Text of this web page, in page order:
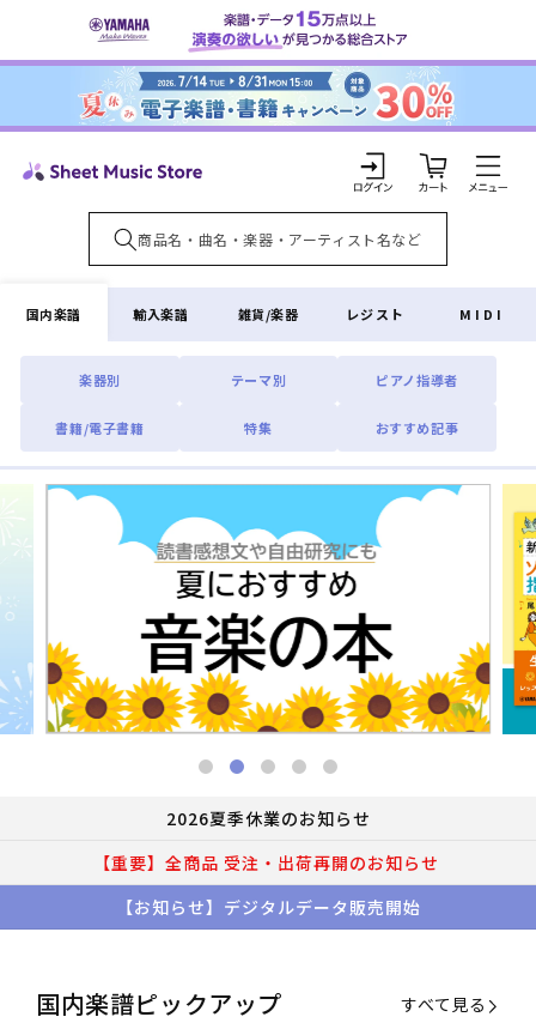
ンツに
ロ
グ
イ
ン
カ
ー
ト
国内楽譜
楽器別 テーマ別 ピアノ指導者
書籍/電子書籍 特集 おすすめ記事
輸入楽譜 雑貨/楽器 レジスト MIDI
2026夏季休業のお知らせ
【重要】全商品 受注・出荷再開のお知らせ
【お知らせ】デジタルデータ販売開始
国内楽譜ピックアップ すべて見る